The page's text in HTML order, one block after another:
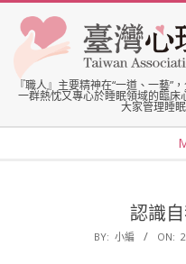
content
臺
灣
『職人』主要精神在“一道、一藝”
一群熱忱又專心於睡眠領域的臨
大家管理睡
認識
BY: 小編 ON: